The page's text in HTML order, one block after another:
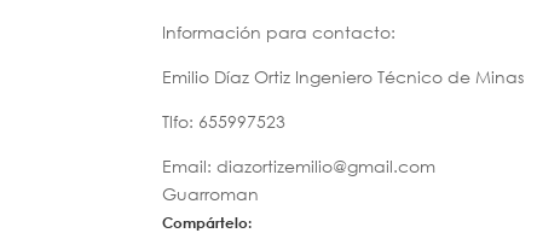
Información para contacto:
Emilio Díaz Ortiz Ingeniero Técnico de Minas
Tlfo: 655997523
Email: diazortizemilio@gmail.com
Guarroman
Compártelo: